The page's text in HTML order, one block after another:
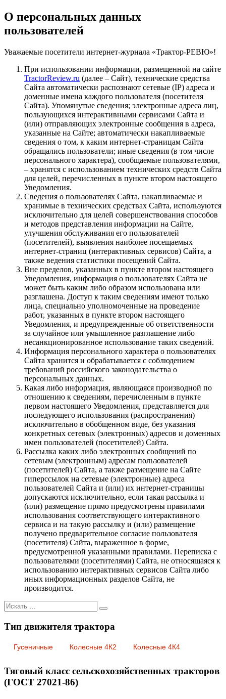
О персональных данных
пользователей
Уважаемые посетители интернет-журнала «Трактор-РЕВЮ»!
При использовании информации, размещенной на сайте
TractorReview.ru (далее – Сайт), технические средства
Сайта автоматически распознают сетевые (IP) адреса и
доменные имена каждого пользователя (посетителя
Сайта). Упомянутые сведения; электронные адреса лиц,
пользующихся интерактивными сервисами Сайта и
(или) отправляющих электронные сообщения в адреса,
указанные на Сайте; автоматически накапливаемые
сведения о том, к каким интернет-страницам Сайта
обращались пользователи; иные сведения (в том числе
персонального характера), сообщаемые пользователями,
– хранятся с использованием технических средств Сайта
для целей, перечисленных в пункте втором настоящего
Уведомления.
Сведения о пользователях Сайта, накапливаемые и
хранимые в технических средствах Сайта, используются
исключительно для целей совершенствования способов
и методов представления информации на Сайте,
улучшения обслуживания его пользователей
(посетителей), выявления наиболее посещаемых
интернет-страниц (интерактивных сервисов) Сайта, а
также ведения статистики посещений Сайта.
Вне пределов, указанных в пункте втором настоящего
Уведомления, информация о пользователях Сайта не
может быть каким либо образом использована или
разглашена. Доступ к таким сведениям имеют только
лица, специально уполномоченные на проведение
работ, указанных в пункте втором настоящего
Уведомления, и предупрежденные об ответственности
за случайное или умышленное разглашение либо
несанкционированное использование таких сведений.
Информация персонального характера о пользователях
Сайта хранится и обрабатывается с соблюдением
требований российского законодательства о
персональных данных.
Какая либо информация, являющаяся производной по
отношению к сведениям, перечисленным в пункте
первом настоящего Уведомления, представляется для
последующего использования (распространения)
исключительно в обобщенном виде, без указания
конкретных сетевых (электронных) адресов и доменных
имен пользователей (посетителей) Сайта.
Рассылка каких либо электронных сообщений по
сетевым (электронным) адресам пользователей
(посетителей) Сайта, а также размещение на Сайте
гиперссылок на сетевые (электронные) адреса
пользователей Сайта и (или) их интернет-страницы
допускаются исключительно, если такая рассылка и
(или) размещение прямо предусмотрены правилами
использования соответствующего интерактивного
сервиса и на такую рассылку и (или) размещение
получено предварительное согласие пользователя
(посетителя) Сайта, выраженное в форме,
предусмотренной указанными правилами. Переписка с
пользователями (посетителями) Сайта, не относящаяся к
использованию интерактивных сервисов Сайта либо
иных информационных разделов Сайта, не
производится.
Искать:
Тип движителя трактора
Гусеничные Колесные 4К2 Колесные 4К4
Тяговый класс сельскохозяйственных тракторов
(ГОСТ 27021-86)